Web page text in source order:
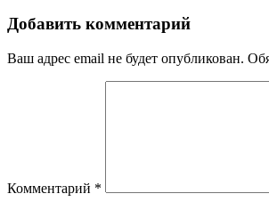
Добавить комментарий
Ваш адрес email не будет опубликован.
Комментарий *